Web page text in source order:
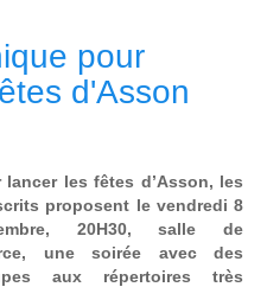
pour
d'Asson
lancer les fêtes d’Asson, les
proposent le vendredi 8
20H30, salle de
une soirée avec des
aux répertoires très